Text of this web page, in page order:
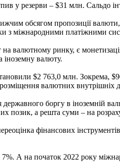
у резерви – $31 млн. Сальдо
обсягом пропозиції
з міжнародними платіжними
валютному ринку, є
валюту.
$2 763,0 млн. Зокрема,
валютних
боргу в іноземній
позик, а решта суми – на
фінансових
7%. А на початок 2022 року